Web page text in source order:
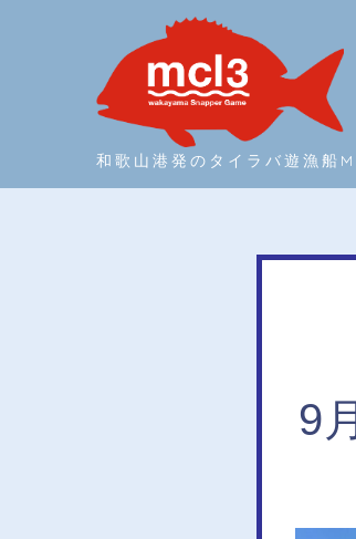
和歌山港発のタイラバ遊漁船
9